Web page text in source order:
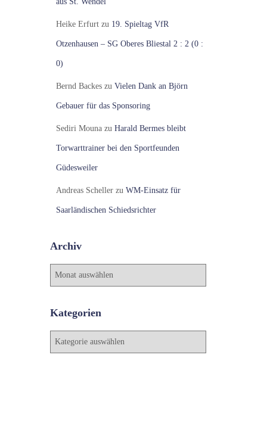
Heike Erfurtzu 19. Spieltag VfR
Otzenhausen – SG Oberes Bliestal 2 : 2 (0 :
0)
Bernd Backeszu Vielen Dank an Björn
Gebauer für das Sponsoring
Sediri Mounazu Harald Bermes bleibt
Torwarttrainer bei den Sportfeunden
Güdesweiler
Andreas Schellerzu WM-Einsatz für
Saarländischen Schiedsrichter
Archiv
A
h
Kategorien
K